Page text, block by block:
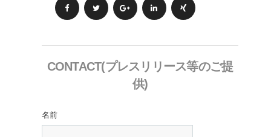
CONTACT(プレスリリース等のご提
供)
名前